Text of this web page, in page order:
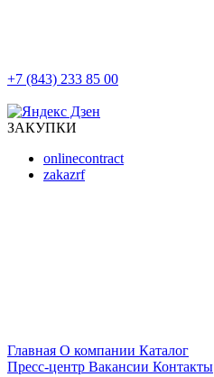
+7 (843) 233 85 00
ЗАКУПКИ
onlinecontract
zakazrf
Главная О компании Каталог
Пресс-центр Вакансии Контакты